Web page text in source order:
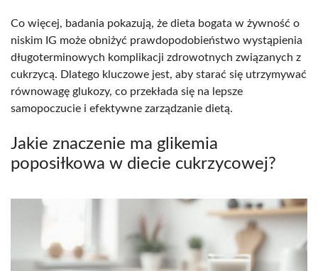
Co więcej, badania pokazują, że dieta bogata w żywność o
niskim IG może obniżyć prawdopodobieństwo wystąpienia
długoterminowych komplikacji zdrowotnych związanych z
cukrzycą. Dlatego kluczowe jest, aby starać się utrzymywać
równowagę glukozy, co przekłada się na lepsze
samopoczucie i efektywne zarządzanie dietą.
Jakie znaczenie ma glikemia
poposiłkowa w diecie cukrzycowej?